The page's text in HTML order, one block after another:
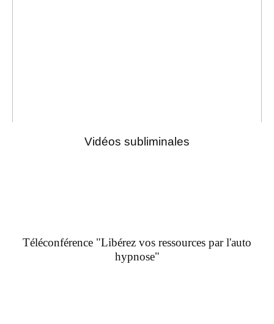
Vidéos subliminales
Téléconférence "Libérez vos ressources par l'auto
hypnose"